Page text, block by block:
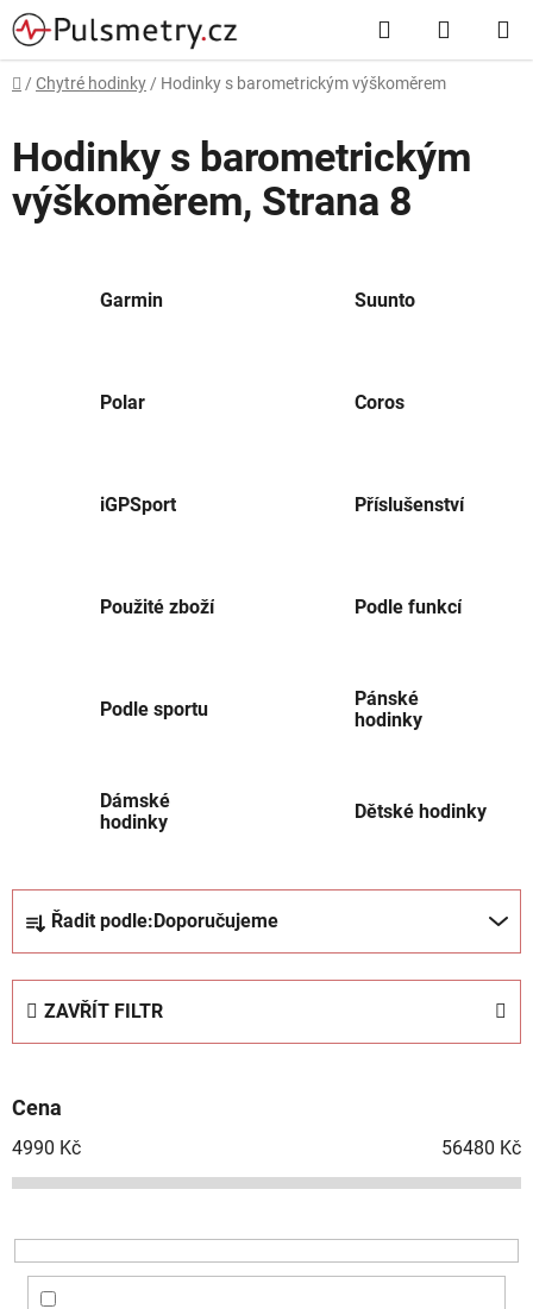
Přejít
na
obsah
Hledat
KOŠÍK
Domů
/ Chytré hodinky / Hodinky s barometrickým výškoměrem
Hodinky s barometrickým
výškoměrem, Strana 8
Garmin Suunto
Polar Coros
iGPSport Příslušenství
Použité zboží Podle funkcí
Podle sportu
Pánské
hodinky
Dámské
hodinky
Dětské hodinky
r
o
d
k
Řadit podle: Doporučujeme
ZAVŘÍT FILTR
Cena
4990 Kč 56480 Kč